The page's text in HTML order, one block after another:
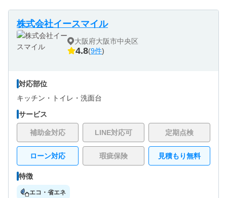
株式会社イースマイル
大阪府大阪市中央区
4.8(9件)
対応部位
キッチン・
トイレ・ 洗面台
サービス
補助金対応 LINE対応可 定期点検
ローン対応 瑕疵保険 見積もり無料
特徴
エコ・省エネ